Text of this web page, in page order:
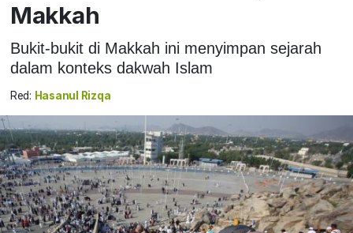
Makkah
Bukit-bukit di Makkah ini menyimpan sejarah
dalam konteks dakwah Islam
Red: Hasanul Rizqa